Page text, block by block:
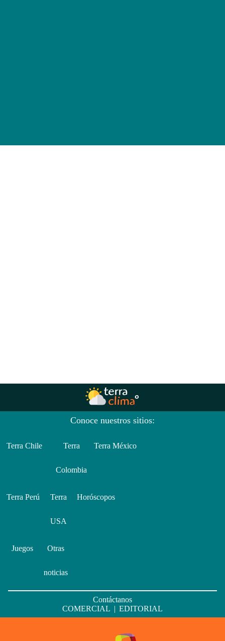
Conoce nuestros sitios:
Terra Chile Terra
Colombia
Terra México
Terra Perú Terra
USA
Horóscopos
Juegos Otras
noticias
Contáctanos
COMERCIAL | EDITORIAL